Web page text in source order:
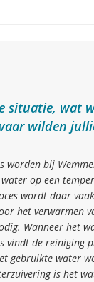
situatie, wat
wilden
worden bij
op een
wordt daar
het verwarmen
Wanneer het
vindt de reiniging
gebruikte water
is het